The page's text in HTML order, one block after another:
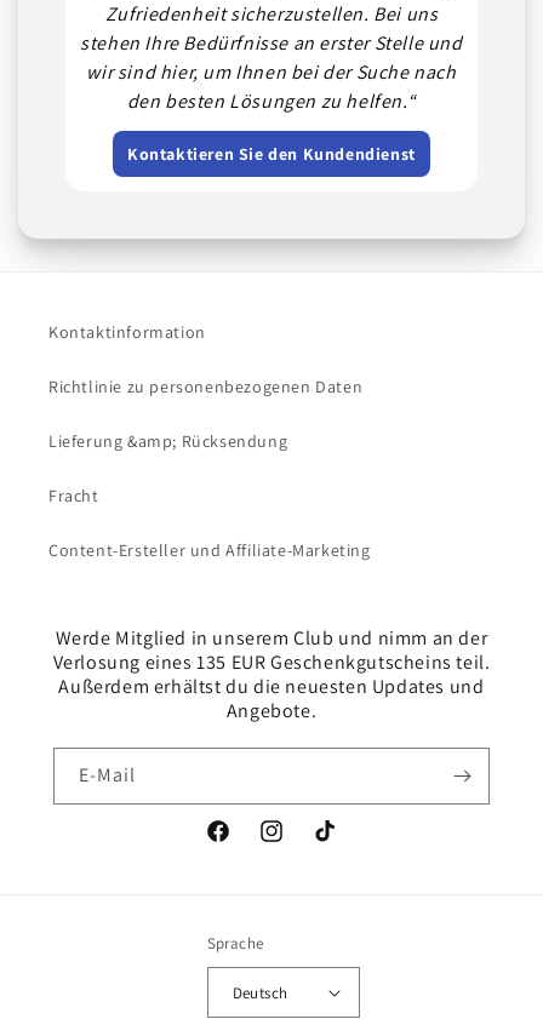
Zufriedenheit sicherzustellen. Bei uns
stehen Ihre Bedürfnisse an erster Stelle und
wir sind hier, um Ihnen bei der Suche nach
den besten Lösungen zu helfen.“
Kontaktieren Sie den Kundendienst
Kontaktinformation
Richtlinie zu personenbezogenen Daten
Lieferung &amp; Rücksendung
Fracht
Content-Ersteller und Affiliate-Marketing
Werde Mitglied in unserem Club und nimm an der
Verlosung eines 135 EUR Geschenkgutscheins teil.
Außerdem erhältst du die neuesten Updates und
Angebote.
E-Mail
FacebookInstagramTikTok
Sprache
Deutsch